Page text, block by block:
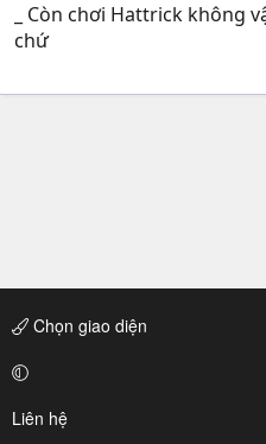
_ Còn chơi Hattrick không
chứ
Chọn giao diện
Liên hệ